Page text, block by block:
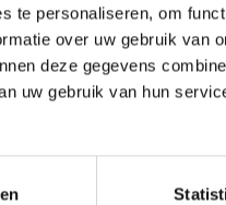
te personaliseren, om
over uw gebruik van
deze gegevens
uw gebruik van hun